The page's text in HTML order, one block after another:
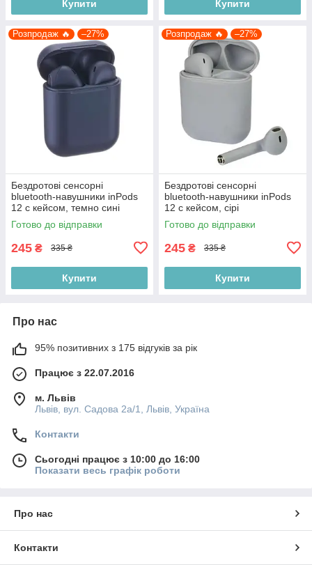
Купити Купити
Розпродаж 🔥 –27%
Бездротові сенсорні
bluetooth-навушники inPods
12 c кейсом, темно сині
Готово до відправки
245 ₴ 335 ₴
Купити
Розпродаж 🔥 –27%
Бездротові сенсорні
bluetooth-навушники inPods
12 c кейсом, сірі
Готово до відправки
245 ₴ 335 ₴
Купити
Про нас
95% позитивних з 175 відгуків за рік
Працює з 22.07.2016
м. Львів
Львів, вул. Садова 2а/1, Львів, Україна
Контакти
Сьогодні працює з 10:00 до 16:00
Показати весь графік роботи
Про нас
Контакти